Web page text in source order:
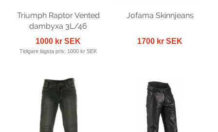
Triumph Raptor Vented
dambyxa 3L/46
1000 kr SEK
Tidigare lägsta pris: 1000 kr SEK
Jofama Skinnjeans
1700 kr SEK